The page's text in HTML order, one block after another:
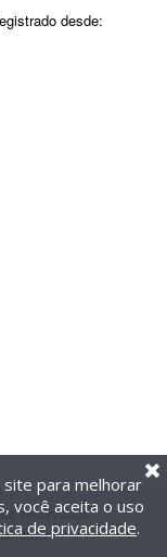
desde:
reservados.
para melhorar
você aceita o uso
de privacidade.